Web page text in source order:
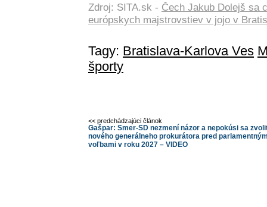
Zdroj: SITA.sk - Čech Jakub Dolejš sa
európskych majstrovstiev v jojo v
Tagy: Bratislava-Karlova Ves
športy
<< predchádzajúci článok
Gašpar: Smer-SD nezmení názor a nepokúsi sa
nového generálneho prokurátora pred
voľbami v roku 2027 – VIDEO